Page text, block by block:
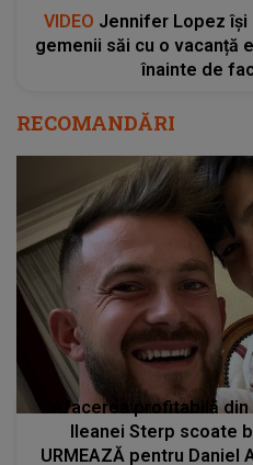
VIDEO Jennifer Lopez își
gemenii săi cu o vacanță
înainte de
RECOMANDĂRI
Afacerea profitabilă
Ileanei Sterp scoate
URMEAZĂ pentru Daniel